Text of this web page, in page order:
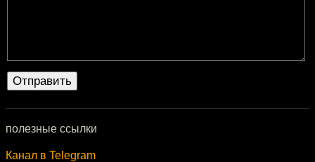
полезные ссылки
Канал в Telegram